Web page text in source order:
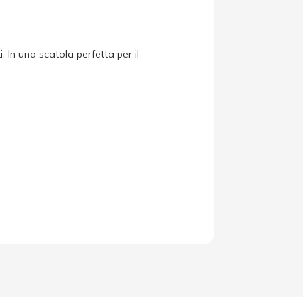
In una scatola perfetta per il